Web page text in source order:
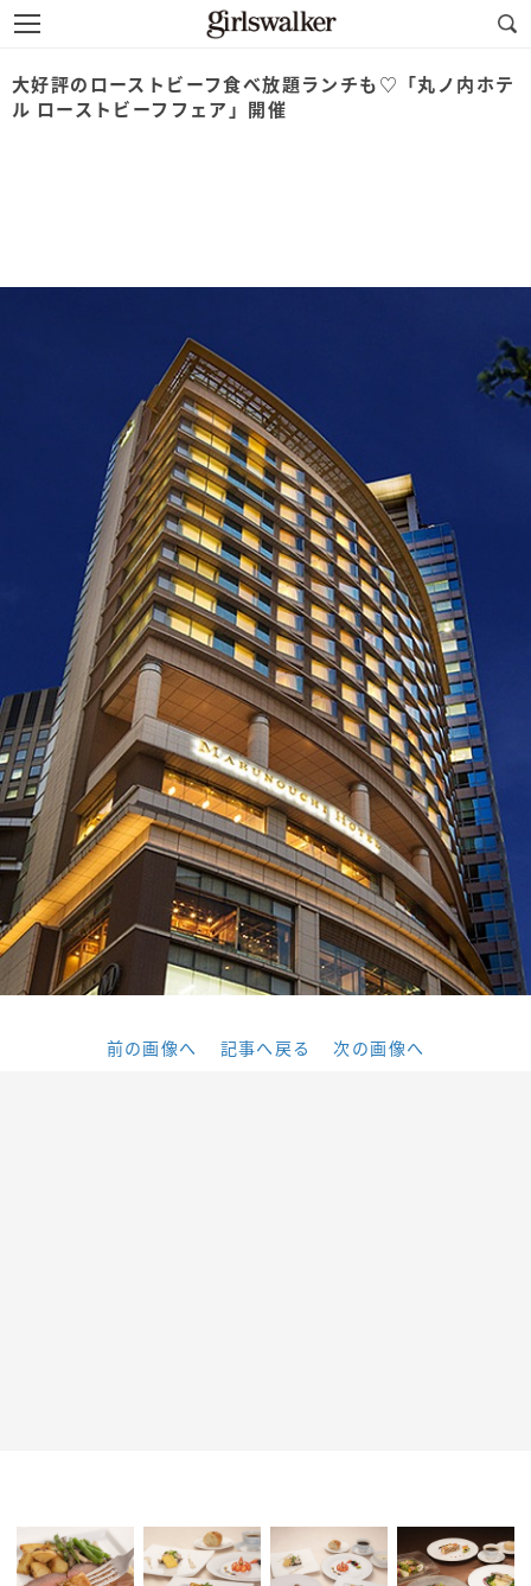
大好評のローストビーフ食べ放題ランチも♡「丸ノ内ホテ
ル ローストビーフフェア」開催
前の画像へ 記事へ戻る 次の画像へ